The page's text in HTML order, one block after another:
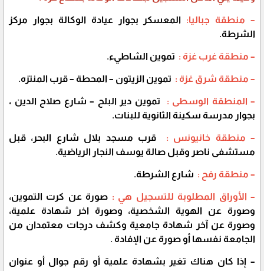
– منطقة جباليا: المعسكر بجوار عيادة الوكالة بجوار مركز
الشرطة.
– منطقة غرب غزة : تموين الشاطيء.
– منطقة شرق غزة : تموين الزيتون – المحطة – قرب المنتزه.
– المنطقة الوسطى :
تموين دير البلح – شارع صلاح الدين ،
بجوار مدرسة سكينة الثانوية للبنات.
– منطقة خانيونس : قرب مسجد بلال شارع البحر، قبل
مستشفى ناصر وقبل صالة يوسف النجار الرياضية.
– منطقة رفح : شارع الشرطة.
– الأوراق المطلوبة للتسجيل هي : صورة عن كرت التموين،
وصورة عن الهوية الشخصية، وصورة اخر شهادة علمية،
وصورة عن آخر شهادة جامعية وكشف درجات معتمدان من
الجامعة نفسها أو صورة عن الإفادة .
– إذا كان هناك تغير بشهادة علمية أو رقم جوال أو عنوان